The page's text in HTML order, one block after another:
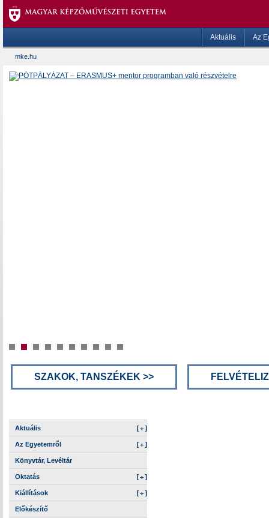
Aktuális Az
mke.hu
SZAKOK, TANSZÉKEK >>
[+]
Aktuális
[+]
Az Egyetemről
Könyvtár, Levéltár
[+]
Oktatás
[+]
Kiállítások
Előkészítő